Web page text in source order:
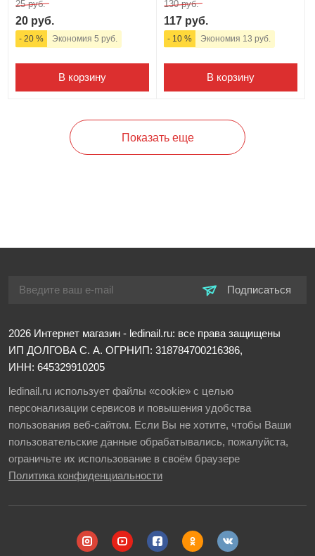
25 руб.
20 руб.
- 20 % Экономия 5 руб.
В корзину
130 руб.
117 руб.
- 10 % Экономия 13 руб.
В корзину
Показать еще
Подписаться
2026 Интернет магазин - ledinail.ru: все права защищены
ИП ДОЛГОВА С. А. ОГРНИП: 318784700216386,
ИНН: 645329910205
ledinail.ru использует файлы «cookie» с целью
персонализации сервисов и повышения удобства
пользования веб-сайтом. Если Вы не хотите, чтобы Ваши
пользовательские данные обрабатывались, пожалуйста,
ограничьте их использование в своём браузере
Политика конфиденциальности